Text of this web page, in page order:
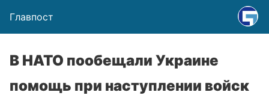
Главпост
В НАТО пообещали Украине
помощь при наступлении войск